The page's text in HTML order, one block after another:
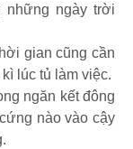
những ngày trời
gian cũng cần
lúc tủ làm việc.
ngăn kết đông
nào vào cậy